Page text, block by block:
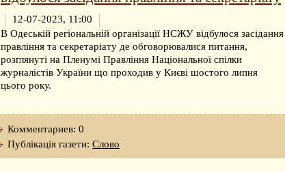
12-07-2023, 11:00
В Одеській регіональній організації НСЖУ відбулося засідання
правління та секретаріату де обговорювалися питання,
розглянуті на Пленумі Правління Національної спілки
журналістів України що проходив у Києві шостого липня
цього року.
Комментариев: 0
Публікація газети: Слово